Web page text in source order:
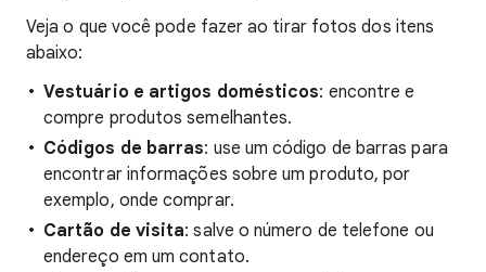
Veja o que você pode fazer ao tirar fotos dos itens
abaixo:
Vestuário e artigos domésticos: encontre e
compre produtos semelhantes.
Códigos de barras: use um código de barras para
encontrar informações sobre um produto, por
exemplo, onde comprar.
Cartão de visita: salve o número de telefone ou
endereço em um contato.